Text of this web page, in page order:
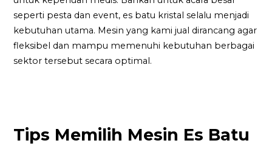
seperti pesta dan event, es batu kristal selalu menjadi
kebutuhan utama. Mesin yang kami jual dirancang agar
fleksibel dan mampu memenuhi kebutuhan berbagai
sektor tersebut secara optimal.
Tips Memilih Mesin Es Batu